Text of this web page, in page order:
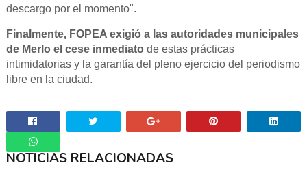
descargo por el momento".
Finalmente, FOPEA exigió a las autoridades municipales
de Merlo el cese inmediato de estas prácticas
intimidatorias y la garantía del pleno ejercicio del periodismo
libre en la ciudad.
Whatsapp
NOTICIAS RELACIONADAS